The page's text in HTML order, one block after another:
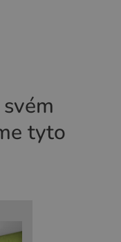
tyto